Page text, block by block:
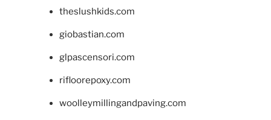
theslushkids.com
giobastian.com
glpascensori.com
rifloorepoxy.com
woolleymillingandpaving.com